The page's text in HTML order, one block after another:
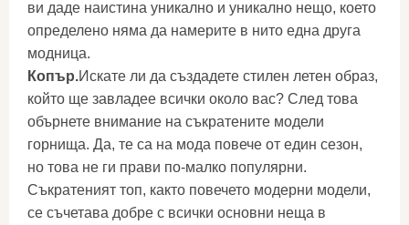
ви даде наистина уникално и уникално нещо, което
определено няма да намерите в нито една друга
модница.
Копър.Искате ли да създадете стилен летен образ,
който ще завладее всички около вас? След това
обърнете внимание на съкратените модели
горнища. Да, те са на мода повече от един сезон,
но това не ги прави по-малко популярни.
Съкратеният топ, както повечето модерни модели,
се съчетава добре с всички основни неща в